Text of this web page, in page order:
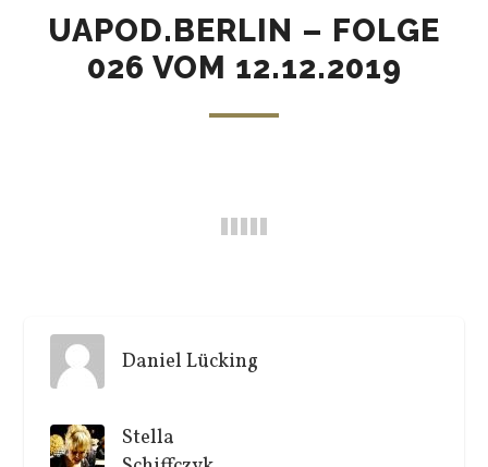
UAPOD.BERLIN – FOLGE
026 VOM 12.12.2019
Daniel Lücking
Stella